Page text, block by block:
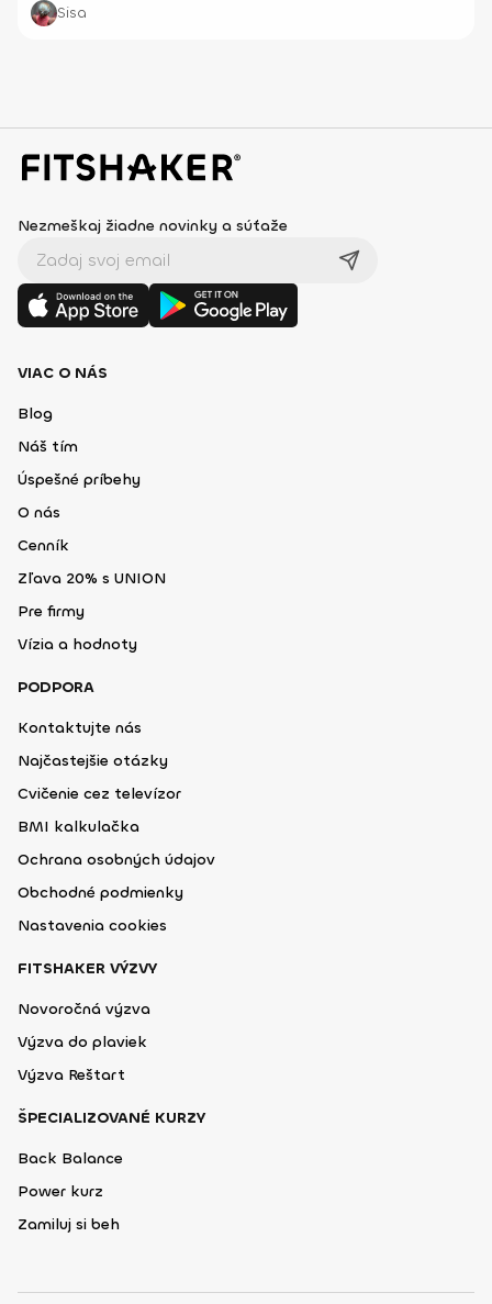
Sisa
Nezmeškaj žiadne novinky a súťaže
VIAC O NÁS
Blog
Náš tím
Úspešné príbehy
O nás
Cenník
Zľava 20% s UNION
Pre firmy
Vízia a hodnoty
PODPORA
Kontaktujte nás
Najčastejšie otázky
Cvičenie cez televízor
BMI kalkulačka
Ochrana osobných údajov
Obchodné podmienky
Nastavenia cookies
FITSHAKER VÝZVY
Novoročná výzva
Výzva do plaviek
Výzva Reštart
ŠPECIALIZOVANÉ KURZY
Back Balance
Power kurz
Zamiluj si beh